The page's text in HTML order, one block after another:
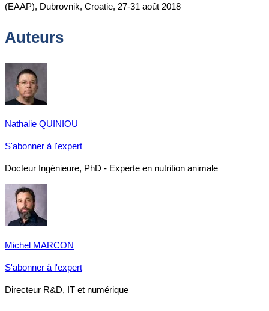
(EAAP), Dubrovnik, Croatie, 27-31 août 2018
Auteurs
Nathalie QUINIOU
S'abonner à l'expert
Docteur Ingénieure, PhD - Experte en nutrition animale
Michel MARCON
S'abonner à l'expert
Directeur R&D, IT et numérique